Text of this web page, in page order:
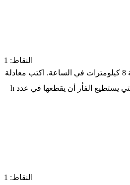
النقاط: 1
يستطيع فأر أن يقطع مسافة 8 كيلومترات في الساعة. اكتب معادلة
يستطيع الفأر أن يقطعها في عدد h
النقاط: 1